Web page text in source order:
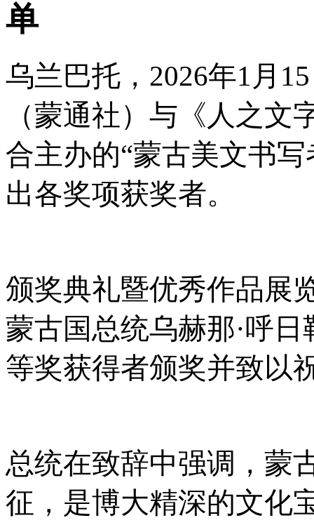
单
乌兰巴托， 2026年1月
（蒙通社）与《人之文
合主办的“蒙古美文书
出各奖项获奖者。
颁奖典礼暨优秀作品展
蒙古国总统乌赫那·呼
等奖获得者颁奖并致以
总统在致辞中强调，蒙
征，是博大精深的文化